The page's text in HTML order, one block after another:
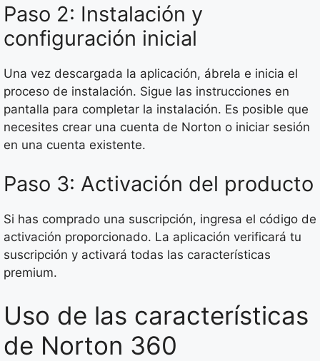
Paso 2: Instalación y
configuración inicial
Una vez descargada la aplicación, ábrela e inicia el
proceso de instalación. Sigue las instrucciones en
pantalla para completar la instalación. Es posible que
necesites crear una cuenta de Norton o iniciar sesión
en una cuenta existente.
Paso 3: Activación del producto
Si has comprado una suscripción, ingresa el código de
activación proporcionado. La aplicación verificará tu
suscripción y activará todas las características
premium.
Uso de las características
de Norton 360